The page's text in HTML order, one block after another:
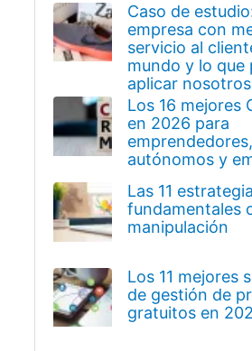
Caso de
empresa con
servicio al
mundo y lo que
aplicar nosotros
Los 16 mejores
en 2026 para
emprendedores,
autónomos y
Las 11
fundamentales
manipulación
Los 11 mejores
de gestión de
gratuitos en